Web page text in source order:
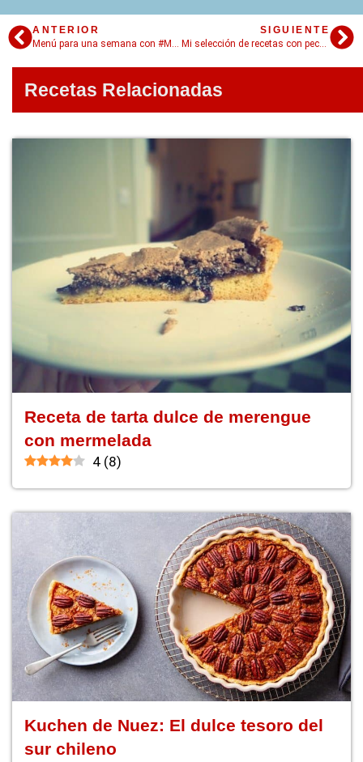
ANTERIOR
Menú para una semana con #MealPrep
SIGUIENTE
Mi selección de recetas con pechugas de pollo
Recetas Relacionadas
Receta de tarta dulce de merengue
con mermelada
4 (8)
Kuchen de Nuez: El dulce tesoro del
sur chileno